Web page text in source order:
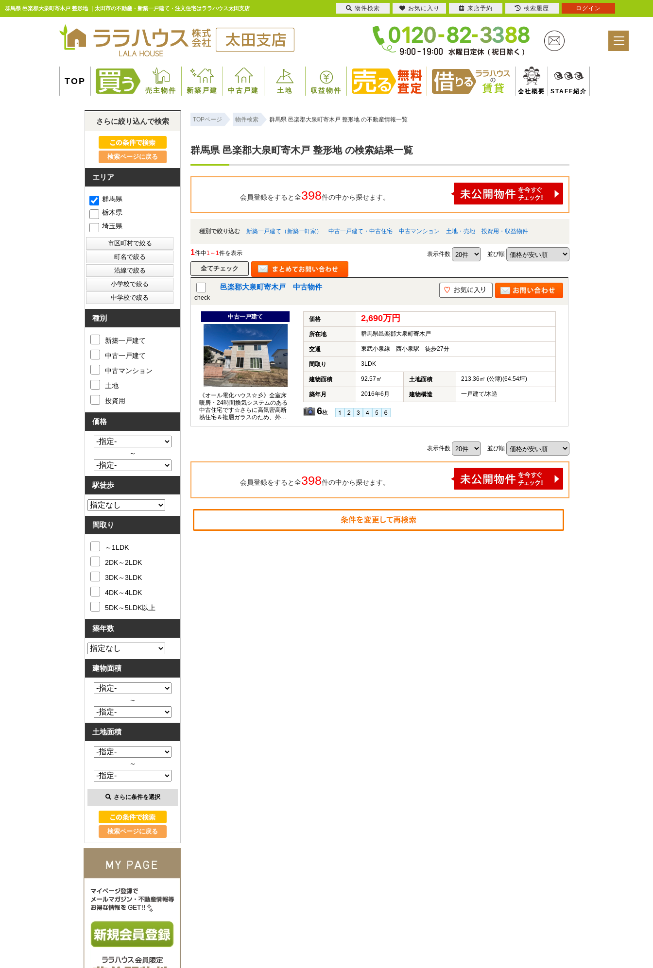
群馬県 邑楽郡大泉町寄木戸 整形地 ｜太田市の不動産・新築一戸建て・注文住宅はララハウス太田支店
TOP
売主物件 新築戸建 中古戸建 土地 収益物件 会社概要 STAFF紹介
TOPページ 物件検索 群馬県 邑楽郡大泉町寄木戸 整形地 の不動産情報一覧
群馬県 邑楽郡大泉町寄木戸 整形地 の検索結果一覧
会員登録をすると全398件の中から探せます。
種別で絞り込む 新築一戸建て（新築一軒家） 中古一戸建て・中古住宅 中古マンション 土地・売地 投資用・収益物件
1件中1～1件を表示 表示件数 並び順
check
邑楽郡大泉町寄木戸 中古物件
中古一戸建て
《オール電化ハウス☆彡》全室床
暖房・24時間換気システムのある
中古住宅です☆さらに高気密高断
熱住宅＆複層ガラスのため、外か
らの熱～い日差しや冬の寒～い冷
価格 2,690万円
所在地 群馬県邑楽郡大泉町寄木戸
交通 東武小泉線 西小泉駅 徒歩27分
間取り 3LDK
建物面積 92.57㎡ 土地面積 213.36㎡ (公簿)(64.54坪)
築年月 2016年6月 建物構造 一戸建て/木造
6枚
表示件数 並び順
会員登録をすると全398件の中から探せます。
さらに絞り込んで検索
検索ページに戻る
エリア
群馬県
栃木県
埼玉県
種別
新築一戸建て
中古一戸建て
中古マンション
土地
投資用
価格
～
駅徒歩
間取り
～1LDK
2DK～2LDK
3DK～3LDK
4DK～4LDK
5DK～5LDK以上
築年数
建物面積
～
土地面積
～
さらに条件を選択
検索ページに戻る
物件検索 お気に入り 来店予約 検索履歴 ログイン